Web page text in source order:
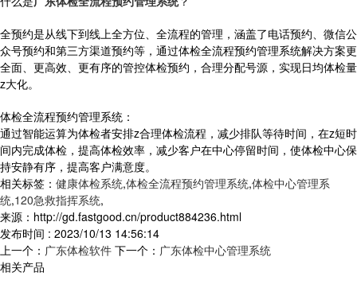
全预约是从线下到线上全方位、全流程的管理，涵盖了电话预约、微信公
众号预约和第三方渠道预约等，通过体检全流程预约管理系统解决方案更
全面、更高效、更有序的管控体检预约，合理分配号源，实现日均体检量
z大化。
体检全流程预约管理系统：
通过智能运算为体检者安排z合理体检流程，减少排队等待时间，在z短时
间内完成体检，提高体检效率，减少客户在中心停留时间，使体检中心保
持安静有序，提高客户满意度。
相关标签： 健康体检系统,体检全流程预约管理系统,体检中心管理系
统,120急救指挥系统,
来源：http://gd.fastgood.cn/product884236.html
发布时间 : 2023/10/13 14:56:14
上一个： 广东体检软件 下一个： 广东体检中心管理系统
相关产品